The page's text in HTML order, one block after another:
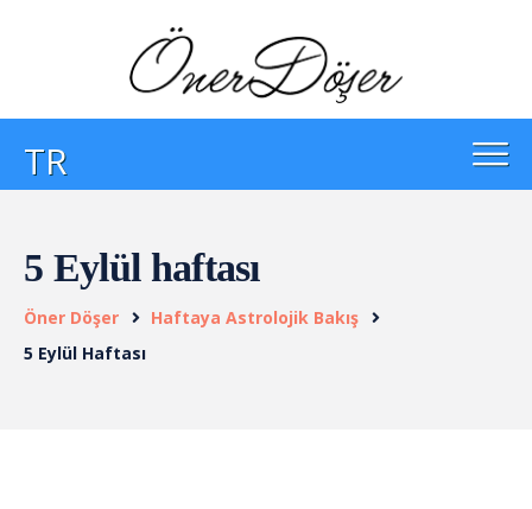
TR
5 Eylül haftası
Öner Döşer
Haftaya Astrolojik Bakış
5 Eylül Haftası